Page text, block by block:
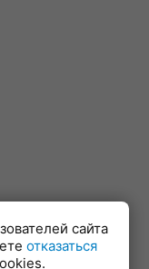
сайта
отказаться